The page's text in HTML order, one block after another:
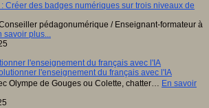
pédagonumérique / Enseignant-formateur à
savoir plus...
l'enseignement du français avec l'IA
Olympe de Gouges ou Colette, chatter… En savoir